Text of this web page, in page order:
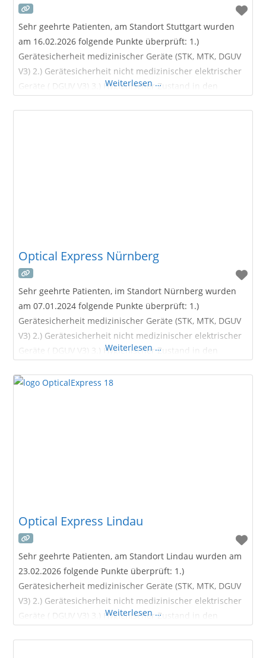
Sehr geehrte Patienten, am Standort Stuttgart wurden
am 16.02.2026 folgende Punkte überprüft: 1.)
Gerätesicherheit medizinischer Geräte (STK, MTK, DGUV
V3) 2.) Gerätesicherheit nicht medizinischer elektrischer
Geräte ( DGUV V3) 3.) Hygienischer Zustand in den
Weiterlesen …
Optical Express Nürnberg
Sehr geehrte Patienten, im Standort Nürnberg wurden
am 07.01.2024 folgende Punkte überprüft: 1.)
Gerätesicherheit medizinischer Geräte (STK, MTK, DGUV
V3) 2.) Gerätesicherheit nicht medizinischer elektrischer
Geräte ( DGUV V3) 3.) Hygienischer Zustand in den
Express Augenlaser-Zentrum in Nürnberg Optical
Weiterlesen …
Optical Express Lindau
Sehr geehrte Patienten, am Standort Lindau wurden am
23.02.2026 folgende Punkte überprüft: 1.)
Gerätesicherheit medizinischer Geräte (STK, MTK, DGUV
V3) 2.) Gerätesicherheit nicht medizinischer elektrischer
Geräte ( DGUV V3) 3.) Hygienischer Zustand in den
Weiterlesen …